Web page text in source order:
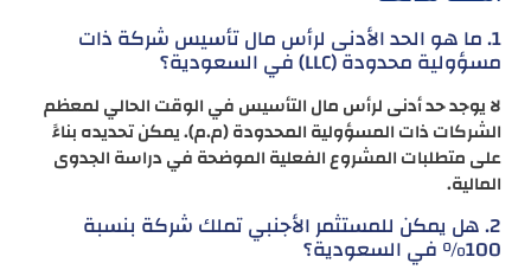
1. ما هو الحد الأدنى لرأس مال تأسيس شركة ذات
مسؤولية محدودة (LLC) في السعودية؟
لا يوجد حد أدنى لرأس مال التأسيس في الوقت الحالي لمعظم
الشركات ذات المسؤولية المحدودة (م.م). يمكن تحديده بناءً
على متطلبات المشروع الفعلية الموضحة في دراسة الجدوى
المالية.
2. هل يمكن للمستثمر الأجنبي تملك شركة بنسبة
100% في السعودية؟